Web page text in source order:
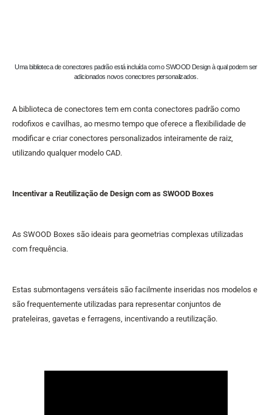
Uma biblioteca de conectores padrão está incluída com o SWOOD Design à qual podem ser
adicionados novos conectores personalizados.
A biblioteca de conectores tem em conta conectores padrão como
rodofixos e cavilhas, ao mesmo tempo que oferece a flexibilidade de
modificar e criar conectores personalizados inteiramente de raiz,
utilizando qualquer modelo CAD.
Incentivar a Reutilização de Design com as SWOOD Boxes
As SWOOD Boxes são ideais para geometrias complexas utilizadas
com frequência.
Estas submontagens versáteis são facilmente inseridas nos modelos e
são frequentemente utilizadas para representar conjuntos de
prateleiras, gavetas e ferragens, incentivando a reutilização.